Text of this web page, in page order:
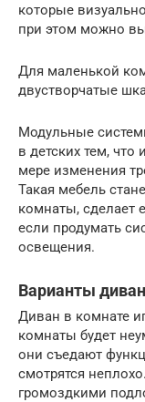
которые
при этом можно
Для маленькой
двустворчатые
Модульные
в детских тем,
мере изменения
Такая мебель
комнаты, сделает
если продумать
освещения.
Варианты
Диван в комнате
комнаты будет
они съедают
смотрятся
громоздкими